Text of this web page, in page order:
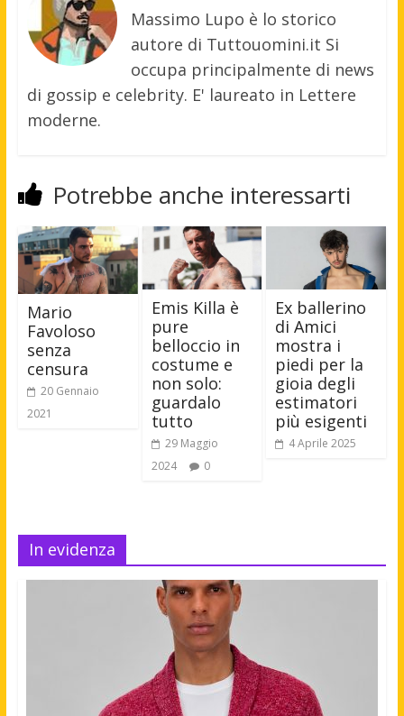
Massimo Lupo è lo storico
autore di Tuttouomini.it Si
occupa principalmente di news
di gossip e celebrity. E' laureato in Lettere
moderne.
Potrebbe anche interessarti
Mario
Favoloso
senza
censura
20 Gennaio
2021
Emis Killa è
pure
belloccio in
costume e
non solo:
guardalo
tutto
29 Maggio
2024
0
Ex ballerino
di Amici
mostra i
piedi per la
gioia degli
estimatori
più esigenti
4 Aprile 2025
In evidenza